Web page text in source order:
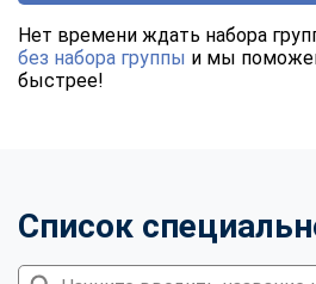
Нет времени ждать набора
без набора группы и мы
быстрее!
Список